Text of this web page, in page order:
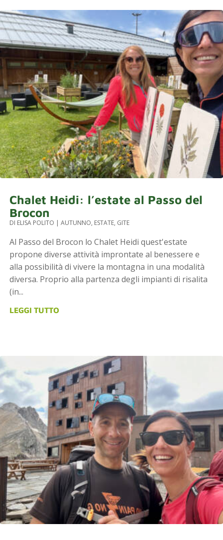
Chalet Heidi: l’estate al Passo del
Brocon
DI ELISA POLITO | AUTUNNO, ESTATE, GITE
Al Passo del Brocon lo Chalet Heidi quest'estate
propone diverse attività improntate al benessere e
alla possibilità di vivere la montagna in una modalità
diversa. Proprio alla partenza degli impianti di risalita
(in...
LEGGI TUTTO